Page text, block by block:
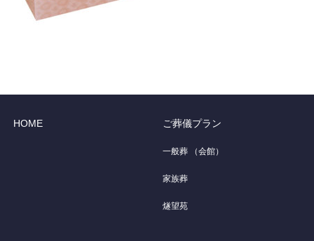
HOME ご葬儀プラン
一般葬 （会館）
家族葬
燧望苑